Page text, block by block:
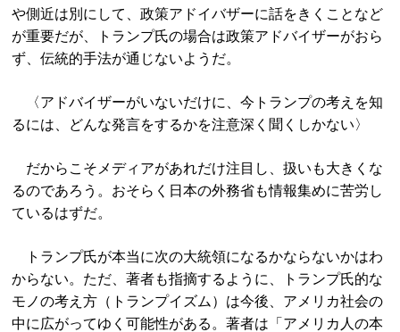
や側近は別にして、政策アドイバザーに話をきくことなど
が重要だが、トランプ氏の場合は政策アドバイザーがおら
ず、伝統的手法が通じないようだ。
〈アドバイザーがいないだけに、今トランプの考えを知
るには、どんな発言をするかを注意深く聞くしかない〉
だからこそメディアがあれだけ注目し、扱いも大きくな
るのであろう。おそらく日本の外務省も情報集めに苦労し
ているはずだ。
トランプ氏が本当に次の大統領になるかならないかはわ
からない。ただ、著者も指摘するように、トランプ氏的な
モノの考え方（トランプイズム）は今後、アメリカ社会の
中に広がってゆく可能性がある。著者は「アメリカ人の本